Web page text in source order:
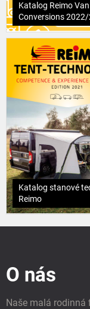
Katalog Reimo Van
Conversions 2022/
Katalog stanové
Reimo
O nás
Naše malá rodinná